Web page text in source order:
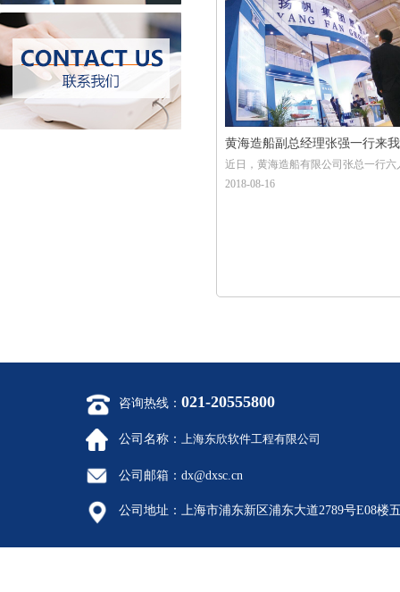
中华CIO程庆和、扬帆集团总工程师
华、东欣软件副总经理张荣等出席签
式。
黄海造船副总经理张强一行来
司调研东欣ERP运作情况
近日，黄海造船有限公司张总一行六
我单位，就东欣软件公司的生产计划
2018-08-16
咨询热线： 021-20555800
公司名称： 上海东欣软件工程有限公司
公司邮箱： dx@dxsc.cn
公司地址： 上海市浦东新区浦东大道2789号E08楼